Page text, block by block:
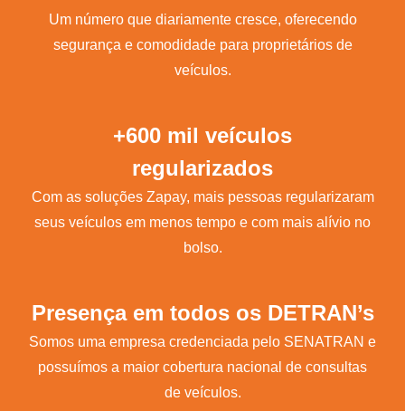
Um número que diariamente cresce, oferecendo
segurança e comodidade para proprietários de
veículos.
+600 mil veículos
regularizados
Com as soluções Zapay, mais pessoas regularizaram
seus veículos em menos tempo e com mais alívio no
bolso.
Presença em todos os DETRAN’s
Somos uma empresa credenciada pelo SENATRAN e
possuímos a maior cobertura nacional de consultas
de veículos.